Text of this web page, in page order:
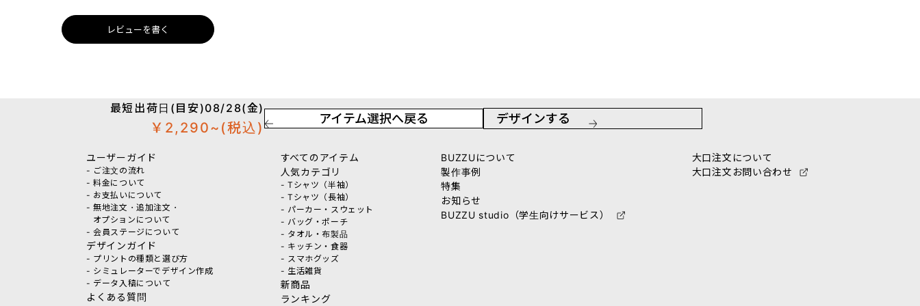
レビューを書く
最短出荷日(目安)08/28(金)
￥2,290~ (税込)
アイテム選択へ戻る デザインする
ユーザーガイド
- ご注文の流れ
- 料金について
- お支払いについて
- 無地注文・追加注文・
オプションについて
- 会員ステージについて
デザインガイド
- プリントの種類と選び方
- シミュレーターでデザイン作成
- データ入稿について
よくある質問
すべてのアイテム
人気カテゴリ
- Tシャツ（半袖）
- Tシャツ（長袖）
- パーカー・スウェット
- バッグ・ポーチ
- タオル・布製品
- キッチン・食器
- スマホグッズ
- 生活雑貨
新商品
ランキング
BUZZUについて
製作事例
特集
お知らせ
BUZZU studio（学生向けサービス）
大口注文について
大口注文お問い合わせ